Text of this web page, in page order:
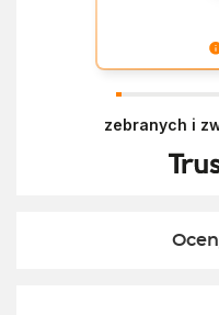
zebranych i